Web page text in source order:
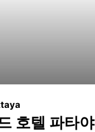
호텔 파타야